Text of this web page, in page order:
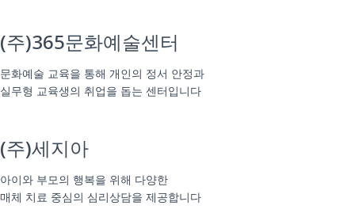
(주)365문화예술센터
문화예술 교육을 통해 개인의 정서 안정과
실무형 교육생의 취업을 돕는 센터입니다
(주)세지아
아이와 부모의 행복을 위해 다양한
매체 치료 중심의 심리상담을 제공합니다